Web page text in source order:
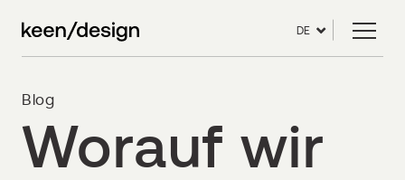
DE
Blog
Worauf wir